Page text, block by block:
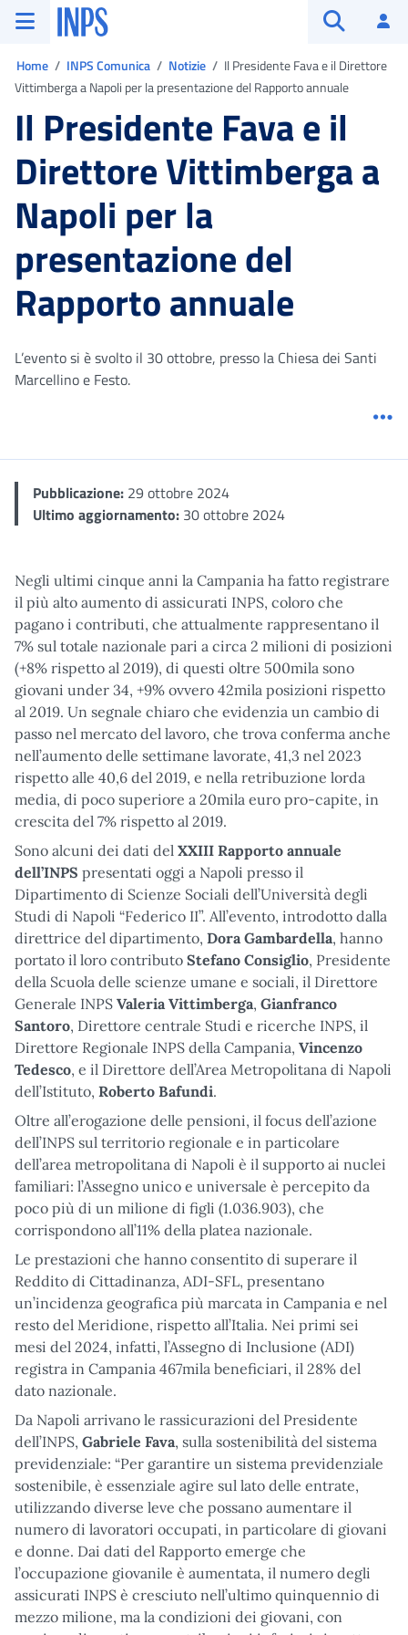
Vai al menu principale
Vai al contenuto principale
Vai al pie' di pagina
INPS ()
Home INPS Comunica Notizie
Il Presidente Fava e il Direttore
Vittimberga a Napoli per la presentazione del Rapporto annuale
Il Presidente Fava e il
Direttore Vittimberga a
Napoli per la
presentazione del
Rapporto annuale
L’evento si è svolto il 30 ottobre, presso la Chiesa dei Santi
Marcellino e Festo.
Pubblicazione: 29 ottobre 2024
Ultimo aggiornamento: 30 ottobre 2024
Negli ultimi cinque anni la Campania ha fatto registrare
il più alto aumento di assicurati INPS, coloro che
pagano i contributi, che attualmente rappresentano il
7% sul totale nazionale pari a circa 2 milioni di posizioni
(+8% rispetto al 2019), di questi oltre 500mila sono
giovani under 34, +9% ovvero 42mila posizioni rispetto
al 2019. Un segnale chiaro che evidenzia un cambio di
passo nel mercato del lavoro, che trova conferma anche
nell’aumento delle settimane lavorate, 41,3 nel 2023
rispetto alle 40,6 del 2019, e nella retribuzione lorda
media, di poco superiore a 20mila euro pro-capite, in
crescita del 7% rispetto al 2019.
Sono alcuni dei dati del XXIII Rapporto annuale
dell’INPS presentati oggi a Napoli presso il
Dipartimento di Scienze Sociali dell’Università degli
Studi di Napoli “Federico II”. All’evento, introdotto dalla
direttrice del dipartimento, Dora Gambardella, hanno
portato il loro contributo Stefano Consiglio, Presidente
della Scuola delle scienze umane e sociali, il Direttore
Generale INPS Valeria Vittimberga, Gianfranco
Santoro, Direttore centrale Studi e ricerche INPS, il
Direttore Regionale INPS della Campania, Vincenzo
Tedesco, e il Direttore dell’Area Metropolitana di Napoli
dell’Istituto, Roberto Bafundi.
Oltre all’erogazione delle pensioni, il focus dell’azione
dell’INPS sul territorio regionale e in particolare
dell’area metropolitana di Napoli è il supporto ai nuclei
familiari: l’Assegno unico e universale è percepito da
poco più di un milione di figli (1.036.903), che
corrispondono all’11% della platea nazionale.
Le prestazioni che hanno consentito di superare il
Reddito di Cittadinanza, ADI-SFL, presentano
un’incidenza geografica più marcata in Campania e nel
resto del Meridione, rispetto all’Italia. Nei primi sei
mesi del 2024, infatti, l’Assegno di Inclusione (ADI)
registra in Campania 467mila beneficiari, il 28% del
dato nazionale.
Da Napoli arrivano le rassicurazioni del Presidente
dell’INPS, Gabriele Fava, sulla sostenibilità del sistema
previdenziale: “Per garantire un sistema previdenziale
sostenibile, è essenziale agire sul lato delle entrate,
utilizzando diverse leve che possano aumentare il
numero di lavoratori occupati, in particolare di giovani
e donne. Dai dati del Rapporto emerge che
l’occupazione giovanile è aumentata, il numero degli
assicurati INPS è cresciuto nell’ultimo quinquennio di
mezzo milione, ma la condizioni dei giovani, con